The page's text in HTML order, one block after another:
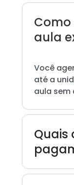
aula
Você
até a
aula sem
Quais